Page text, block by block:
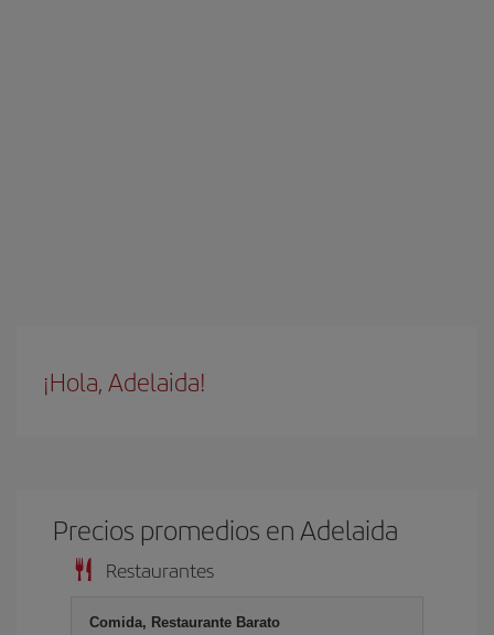
¡Hola, Adelaida!
Precios promedios en Adelaida
Restaurantes
Comida, Restaurante Barato